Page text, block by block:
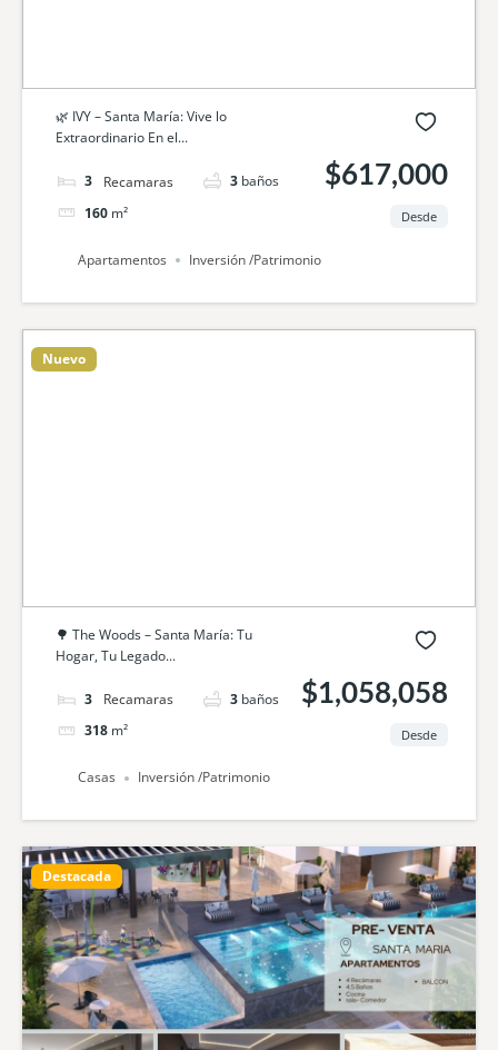
🌿 IVY – Santa María: Vive lo
Extraordinario En el...
3 camas 3 baños
160 m²
$617,000
Desde
Apartamentos Inversión /Patrimonio
Nuevo
🌳 The Woods – Santa María: Tu
Hogar, Tu Legado...
3 camas 3 baños
318 m²
$1,058,058
Desde
Casas Inversión /Patrimonio
Destacada